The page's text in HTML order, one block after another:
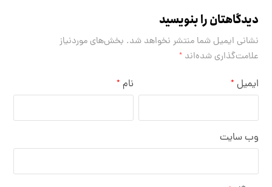
دیدگاهتان را بنویسید
نشانی ایمیل شما منتشر نخواهد شد. بخش‌های موردنیاز
علامت‌گذاری شده‌اند*
نام * ایمیل *
وب‌ سایت